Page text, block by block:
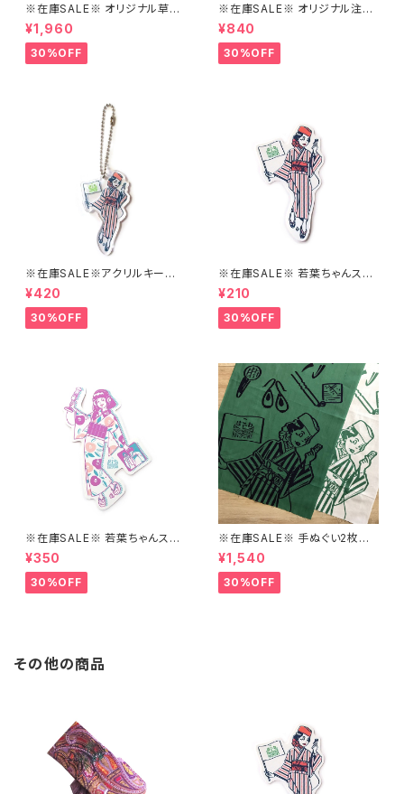
※在庫SALE※ オリジナル草木
染め真田紐の三分紐【はこにわ】
¥1,960
30%OFF
※在庫SALE※ オリジナル注染
手ぬぐい（みどり/しろ）【はこに
わ】
¥840
30%OFF
※在庫SALE※アクリルキーホ
ルダー【はこにわ】
¥420
30%OFF
※在庫SALE※ 若葉ちゃんステ
ッカーver1【はこにわ】
¥210
30%OFF
※在庫SALE※ 若葉ちゃんステ
ッカーver.2【はこにわ】
¥350
30%OFF
※在庫SALE※ 手ぬぐい2枚セッ
ト【はこにわ】
¥1,540
30%OFF
その他の商品